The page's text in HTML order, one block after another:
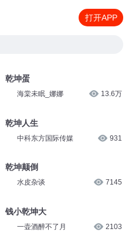
打开APP
乾坤蛋
海棠未眠_娜娜 13.6万
乾坤人生
中科东方国际传媒 931
乾坤颠倒
水皮杂谈 7145
钱小乾坤大
一壶酒醉不了月 2103